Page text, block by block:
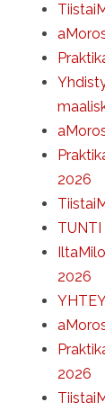
2026
TUNTI
2026
2026